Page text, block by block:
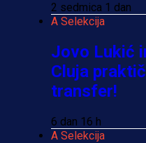
2 sedmica 1 dan
A Selekcija
Jovo Lukić
Cluja
transfer!
6 dan 16 h
A Selekcija